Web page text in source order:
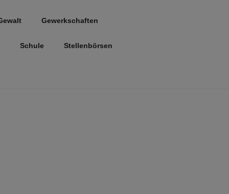
Gewerkschaften
Schule Stellenbörsen